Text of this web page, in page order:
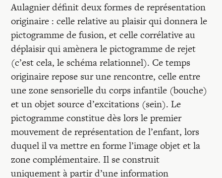
Aulagnier définit deux formes de représentation
originaire : celle relative au plaisir qui donnera le
pictogramme de fusion, et celle corrélative au
déplaisir qui amènera le pictogramme de rejet
(c’est cela, le schéma relationnel). Ce temps
originaire repose sur une rencontre, celle entre
une zone sensorielle du corps infantile (bouche)
et un objet source d’excitations (sein). Le
pictogramme constitue dès lors le premier
mouvement de représentation de l’enfant, lors
duquel il va mettre en forme l’image objet et la
zone complémentaire. Il se construit
uniquement à partir d’une information